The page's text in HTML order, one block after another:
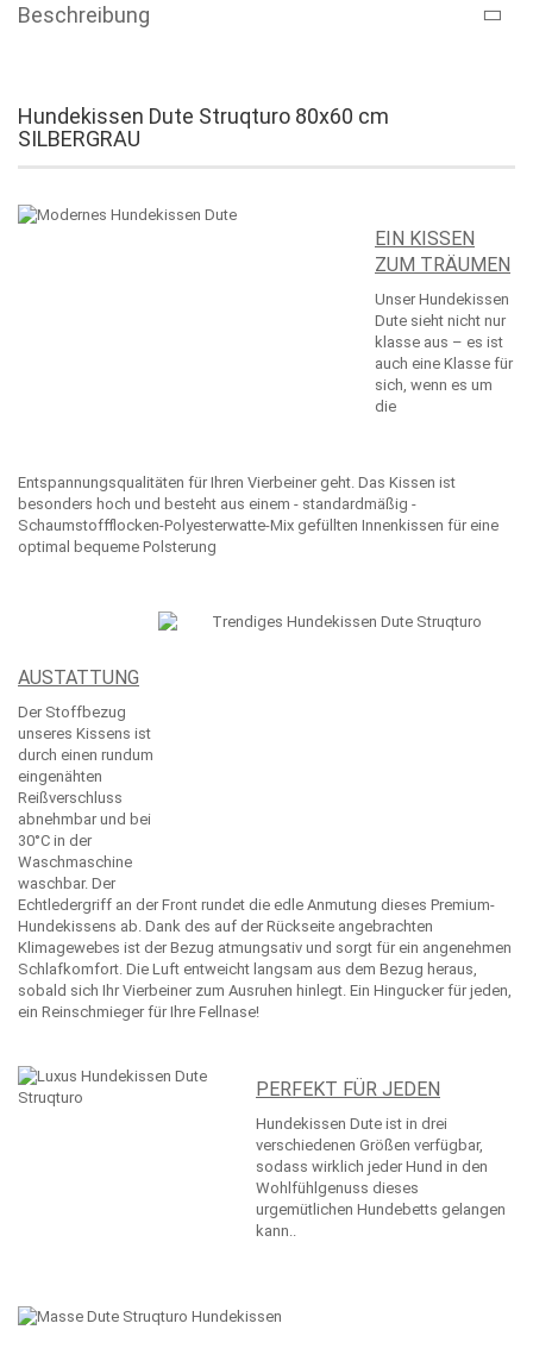
Beschreibung
Hundekissen Dute Struqturo 80x60 cm
SILBERGRAU
EIN KISSEN
ZUM TRÄUMEN
Unser Hundekissen
Dute sieht nicht nur
klasse aus – es ist
auch eine Klasse für
sich, wenn es um
die
Entspannungsqualitäten für Ihren Vierbeiner geht. Das Kissen ist
besonders hoch und besteht aus einem - standardmäßig -
Schaumstoffflocken-Polyesterwatte-Mix gefüllten Innenkissen für eine
optimal bequeme Polsterung
AUSTATTUNG
Der Stoffbezug
unseres Kissens ist
durch einen rundum
eingenähten
Reißverschluss
abnehmbar und bei
30°C in der
Waschmaschine
waschbar. Der
Echtledergriff an der Front rundet die edle Anmutung dieses Premium-
Hundekissens ab. Dank des auf der Rückseite angebrachten
Klimagewebes ist der Bezug atmungsativ und sorgt für ein angenehmen
Schlafkomfort. Die Luft entweicht langsam aus dem Bezug heraus,
sobald sich Ihr Vierbeiner zum Ausruhen hinlegt. Ein Hingucker für jeden,
ein Reinschmieger für Ihre Fellnase!
PERFEKT FÜR JEDEN
Hundekissen Dute ist in drei
verschiedenen Größen verfügbar,
sodass wirklich jeder Hund in den
Wohlfühlgenuss dieses
urgemütlichen Hundebetts gelangen
kann..